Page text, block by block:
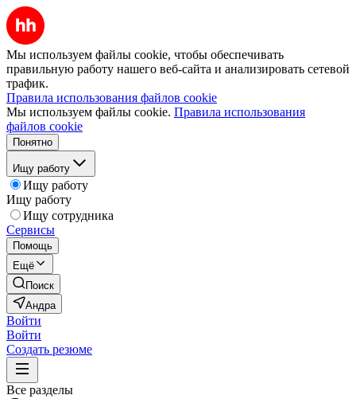
Мы используем файлы cookie, чтобы обеспечивать
правильную работу нашего веб-сайта и анализировать сетевой
трафик.
Правила использования файлов cookie
Мы используем файлы cookie. Правила использования
файлов cookie
Понятно
Ищу работу
Ищу работу
Ищу работу
Ищу сотрудника
Сервисы
Помощь
Ещё
Поиск
Андра
Войти
Войти
Создать резюме
Все разделы